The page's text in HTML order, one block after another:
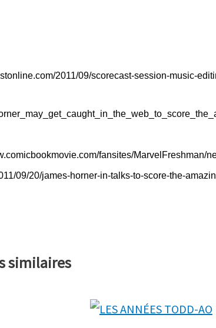
2011/09/scorecast-session-music-
fansites/MarvelFreshman/
09/20/james-horner-in-talks-to-score-the-
similaires